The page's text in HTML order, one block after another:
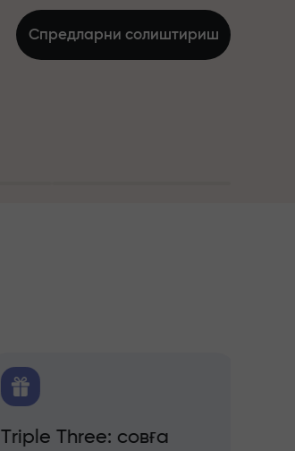
Спредларни солиштириш
Triple Three: совға